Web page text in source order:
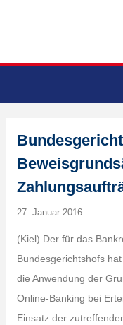
27. Januar 2016
(Kiel) Der für das
Bundesgerichtshofs
die Anwendung der
Online-Banking bei
Einsatz der